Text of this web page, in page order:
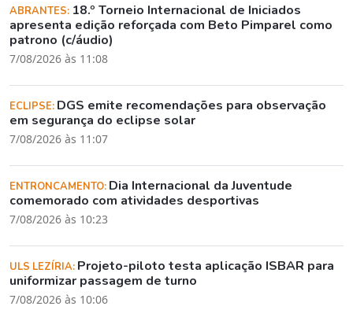
ABRANTES: 18.º Torneio Internacional de Iniciados
apresenta edição reforçada com Beto Pimparel como
patrono (c/áudio)
7/08/2026 às 11:08
ECLIPSE: DGS emite recomendações para observação
em segurança do eclipse solar
7/08/2026 às 11:07
ENTRONCAMENTO: Dia Internacional da Juventude
comemorado com atividades desportivas
7/08/2026 às 10:23
ULS LEZÍRIA: Projeto-piloto testa aplicação ISBAR para
uniformizar passagem de turno
7/08/2026 às 10:06